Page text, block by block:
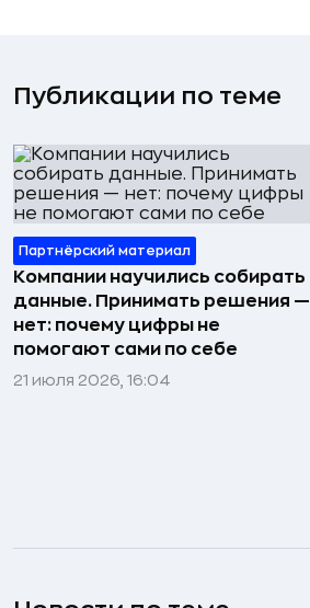
Публикации по теме
Партнёрский материал
Компании научились собирать
данные. Принимать решения —
нет: почему цифры не
помогают сами по себе
21 июля 2026, 16:04